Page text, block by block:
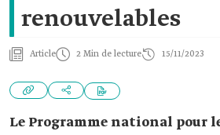
renouvelables
Article 2 Min de lecture 15/11/2023
Le Programme national pour